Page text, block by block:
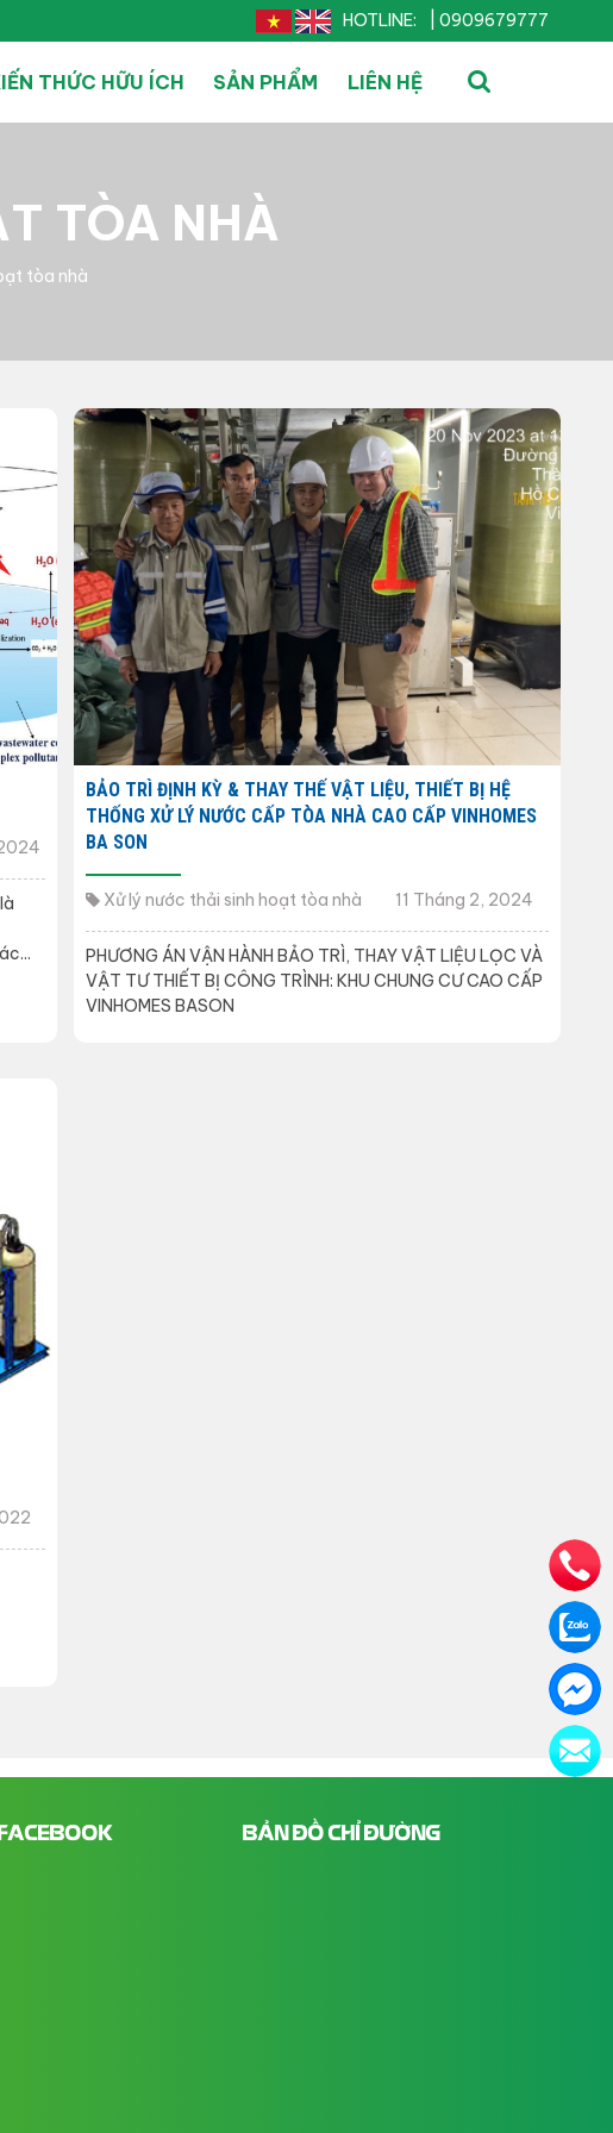
HOTLINE: | 0909679777
THỨC HỮU ÍCH SẢN PHẨM LIÊN HỆ
TÒA NHÀ
tòa nhà
BẢO TRÌ ĐỊNH KỲ & THAY THẾ VẬT LIỆU, THIẾT BỊ HỆ
THỐNG XỬ LÝ NƯỚC CẤP TÒA NHÀ CAO CẤP VINHOMES
BA SON
Xử lý nước thải sinh hoạt tòa nhà 11 Tháng 2, 2024
PHƯƠNG ÁN VẬN HÀNH BẢO TRÌ, THAY VẬT LIỆU LỌC VÀ
VẬT TƯ THIẾT BỊ CÔNG TRÌNH: KHU CHUNG CƯ CAO CẤP
VINHOMES BASON
BẢN ĐỒ CHỈ ĐƯỜNG